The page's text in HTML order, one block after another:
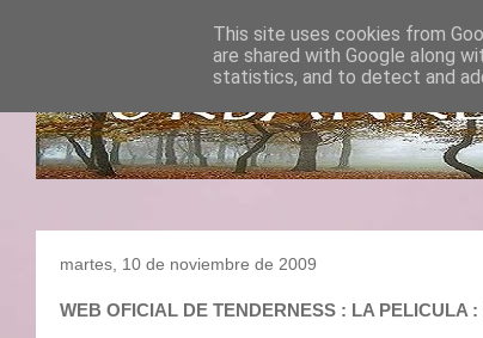
martes, 10 de noviembre de 2009
WEB OFICIAL DE TENDERNESS : LA PELICULA
This site uses cookies from
are shared with Google along
statistics, and to detect and